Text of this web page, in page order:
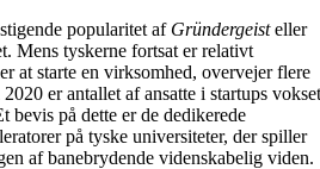
popularitet af Gründergeisteller
Mens tyskerne fortsat er relativt
at starte en virksomhed, overvejer flere
er antallet af ansatte i startups vokset
bevis på dette er de dedikerede
på tyske universiteter, der spiller
af banebrydende videnskabelig viden.